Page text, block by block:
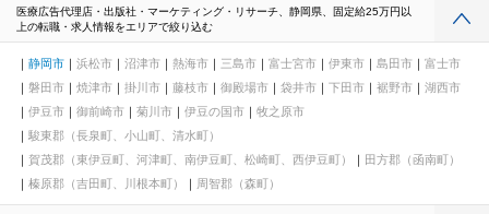
医療広告代理店・出版社・マーケティング・リサーチ、静岡県、固定給25万円以
上の転職・求人情報をエリアで絞り込む
静岡市 浜松市 沼津市 熱海市 三島市 富士宮市 伊東市 島田市
富士市
磐田市
焼津市 掛川市 藤枝市 御殿場市 袋井市 下田市 裾野市
湖西市
伊豆市
御前崎市 菊川市 伊豆の国市
牧之原市
駿東郡（長泉町、小山町、清水町）
賀茂郡（東伊豆町、河津町、南伊豆町、松崎町、西伊豆町）
田方郡（函南町）
榛原郡（吉田町、川根本町）
周智郡（森町）